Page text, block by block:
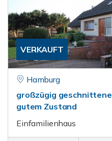
VERKAUFT
Hamburg
großzügig
gutem Zustand
Einfamilienhaus